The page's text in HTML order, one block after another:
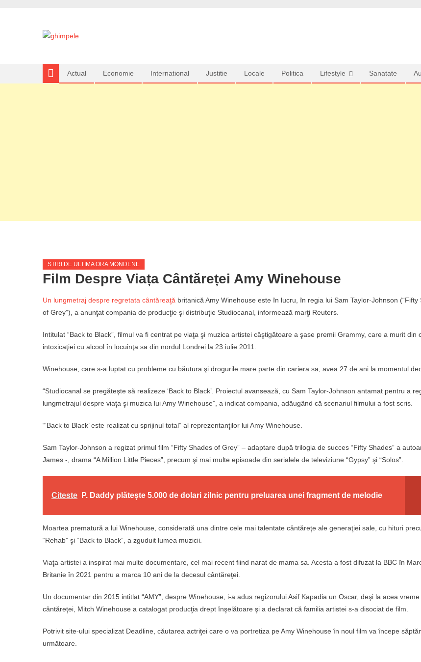
Actual Economie International Justitie Locale Politica Lifestyle Sanatate
STIRI DE ULTIMA ORA MONDENE
Film Despre Viața Cântăreței Amy Winehouse
Un lungmetraj despre regretata cântăreaţă britanică Amy Winehouse este în lucru, în regia lui Sam Taylor-Johnson (“Fifty
of Grey”), a anunţat compania de producţie şi distribuţie Studiocanal, informează marţi Reuters.
Intitulat “Back to Black”, filmul va fi centrat pe viaţa şi muzica artistei câştigătoare a şase premii Grammy, care a murit din
intoxicaţiei cu alcool în locuinţa sa din nordul Londrei la 23 iulie 2011.
Winehouse, care s-a luptat cu probleme cu băutura şi drogurile mare parte din cariera sa, avea 27 de ani la momentul
“Studiocanal se pregăteşte să realizeze ‘Back to Black’. Proiectul avansează, cu Sam Taylor-Johnson antamat pentru a
lungmetrajul despre viaţa şi muzica lui Amy Winehouse”, a indicat compania, adăugând că scenariul filmului a fost scris.
“‘Back to Black’ este realizat cu sprijinul total” al reprezentanţilor lui Amy Winehouse.
Sam Taylor-Johnson a regizat primul film “Fifty Shades of Grey” – adaptare după trilogia de succes “Fifty Shades” a
James -, drama “A Million Little Pieces”, precum şi mai multe episoade din serialele de televiziune “Gypsy” şi “Solos”.
Citeste P. Daddy plătește 5.000 de dolari zilnic pentru preluarea unei fragment de melodie
Moartea prematură a lui Winehouse, considerată una dintre cele mai talentate cântăreţe ale generaţiei sale, cu hituri
“Rehab” şi “Back to Black”, a zguduit lumea muzicii.
Viaţa artistei a inspirat mai multe documentare, cel mai recent fiind narat de mama sa. Acesta a fost difuzat la BBC în
Britanie în 2021 pentru a marca 10 ani de la decesul cântăreţei.
Un documentar din 2015 intitlat “AMY”, despre Winehouse, i-a adus regizorului Asif Kapadia un Oscar, deşi la acea
cântăreţei, Mitch Winehouse a catalogat producţia drept înşelătoare şi a declarat că familia artistei s-a disociat de film.
Potrivit site-ului specializat Deadline, căutarea actriţei care o va portretiza pe Amy Winehouse în noul film va începe
următoare.